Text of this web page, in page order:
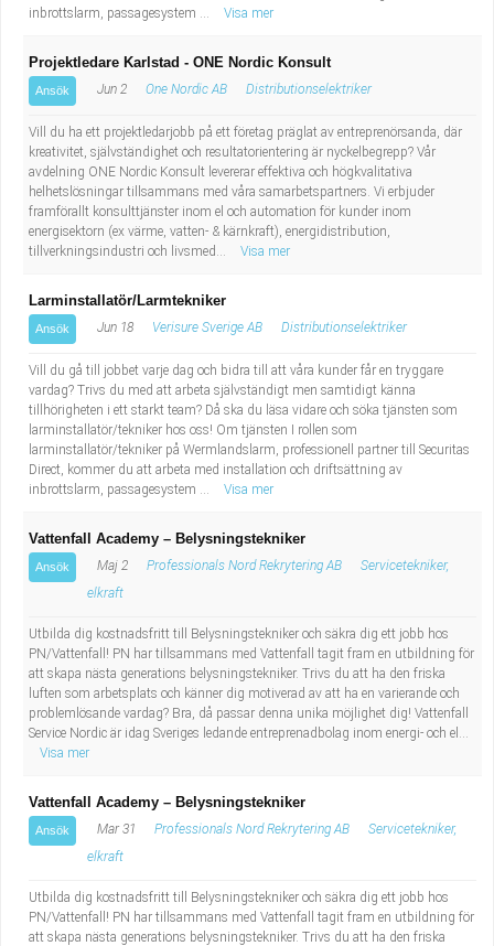
inbrottslarm, passagesystem ...
Visa mer
Projektledare Karlstad - ONE Nordic Konsult
Ansök Jun 2 One Nordic AB Distributionselektriker
Vill du ha ett projektledarjobb på ett företag präglat av entreprenörsanda, där
kreativitet, självständighet och resultatorientering är nyckelbegrepp? Vår
avdelning ONE Nordic Konsult levererar effektiva och högkvalitativa
helhetslösningar tillsammans med våra samarbetspartners. Vi erbjuder
framförallt konsulttjänster inom el och automation för kunder inom
energisektorn (ex värme, vatten- & kärnkraft), energidistribution,
tillverkningsindustri och livsmed...
Visa mer
Larminstallatör/Larmtekniker
Ansök Jun 18 Verisure Sverige AB Distributionselektriker
Vill du gå till jobbet varje dag och bidra till att våra kunder får en tryggare
vardag? Trivs du med att arbeta självständigt men samtidigt känna
tillhörigheten i ett starkt team? Då ska du läsa vidare och söka tjänsten som
larminstallatör/tekniker hos oss! Om tjänsten I rollen som
larminstallatör/tekniker på Wermlandslarm, professionell partner till Securitas
Direct, kommer du att arbeta med installation och driftsättning av
inbrottslarm, passagesystem ...
Visa mer
Vattenfall Academy – Belysningstekniker
Ansök Maj 2 Professionals Nord Rekrytering AB
Servicetekniker,
elkraft
Utbilda dig kostnadsfritt till Belysningstekniker och säkra dig ett jobb hos
PN/Vattenfall! PN har tillsammans med Vattenfall tagit fram en utbildning för
att skapa nästa generations belysningstekniker. Trivs du att ha den friska
luften som arbetsplats och känner dig motiverad av att ha en varierande och
problemlösande vardag? Bra, då passar denna unika möjlighet dig! Vattenfall
Service Nordic är idag Sveriges ledande entreprenadbolag inom energi- och el...
Visa mer
Vattenfall Academy – Belysningstekniker
Ansök Mar 31 Professionals Nord Rekrytering AB
Servicetekniker,
elkraft
Utbilda dig kostnadsfritt till Belysningstekniker och säkra dig ett jobb hos
PN/Vattenfall! PN har tillsammans med Vattenfall tagit fram en utbildning för
att skapa nästa generations belysningstekniker. Trivs du att ha den friska